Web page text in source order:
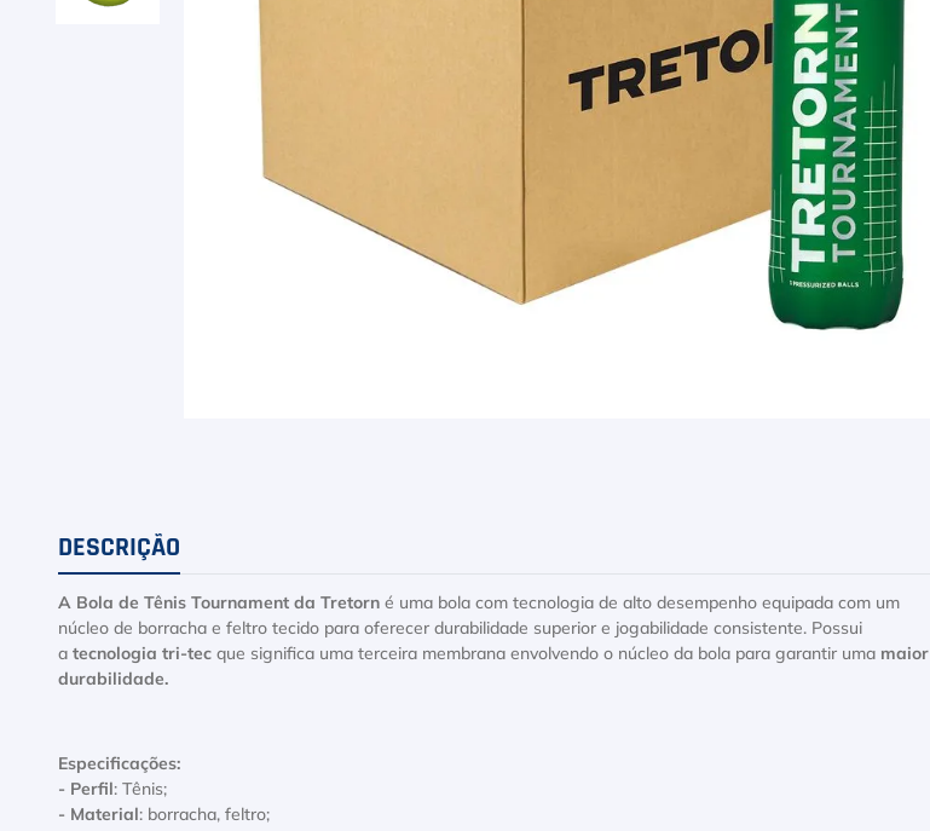
DESCRIÇÃO
A Bola de Tênis Tournament da Tretorn é uma bola com tecnologia de alto desempenho equipada com um
núcleo de borracha e feltro tecido para oferecer durabilidade superior e jogabilidade consistente. Possui
a tecnologia tri-tec que significa uma terceira membrana envolvendo o núcleo da bola para garantir uma maior
durabilidade.
Especificações:
- Perfil : Tênis;
- Material : borracha, feltro;
Camiseta